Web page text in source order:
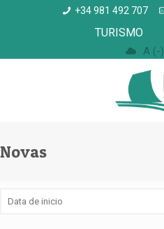
+34 981 492 707
TURISMO
A (-)
Novas